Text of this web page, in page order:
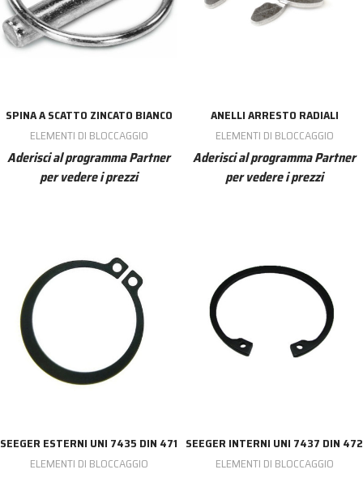
SPINA A SCATTO ZINCATO BIANCO
ELEMENTI DI BLOCCAGGIO
Aderisci al programma Partner
per vedere i prezzi
ANELLI ARRESTO RADIALI
ELEMENTI DI BLOCCAGGIO
Aderisci al programma Partner
per vedere i prezzi
SEEGER ESTERNI UNI 7435 DIN 471
ELEMENTI DI BLOCCAGGIO
SEEGER INTERNI UNI 7437 DIN 472
ELEMENTI DI BLOCCAGGIO